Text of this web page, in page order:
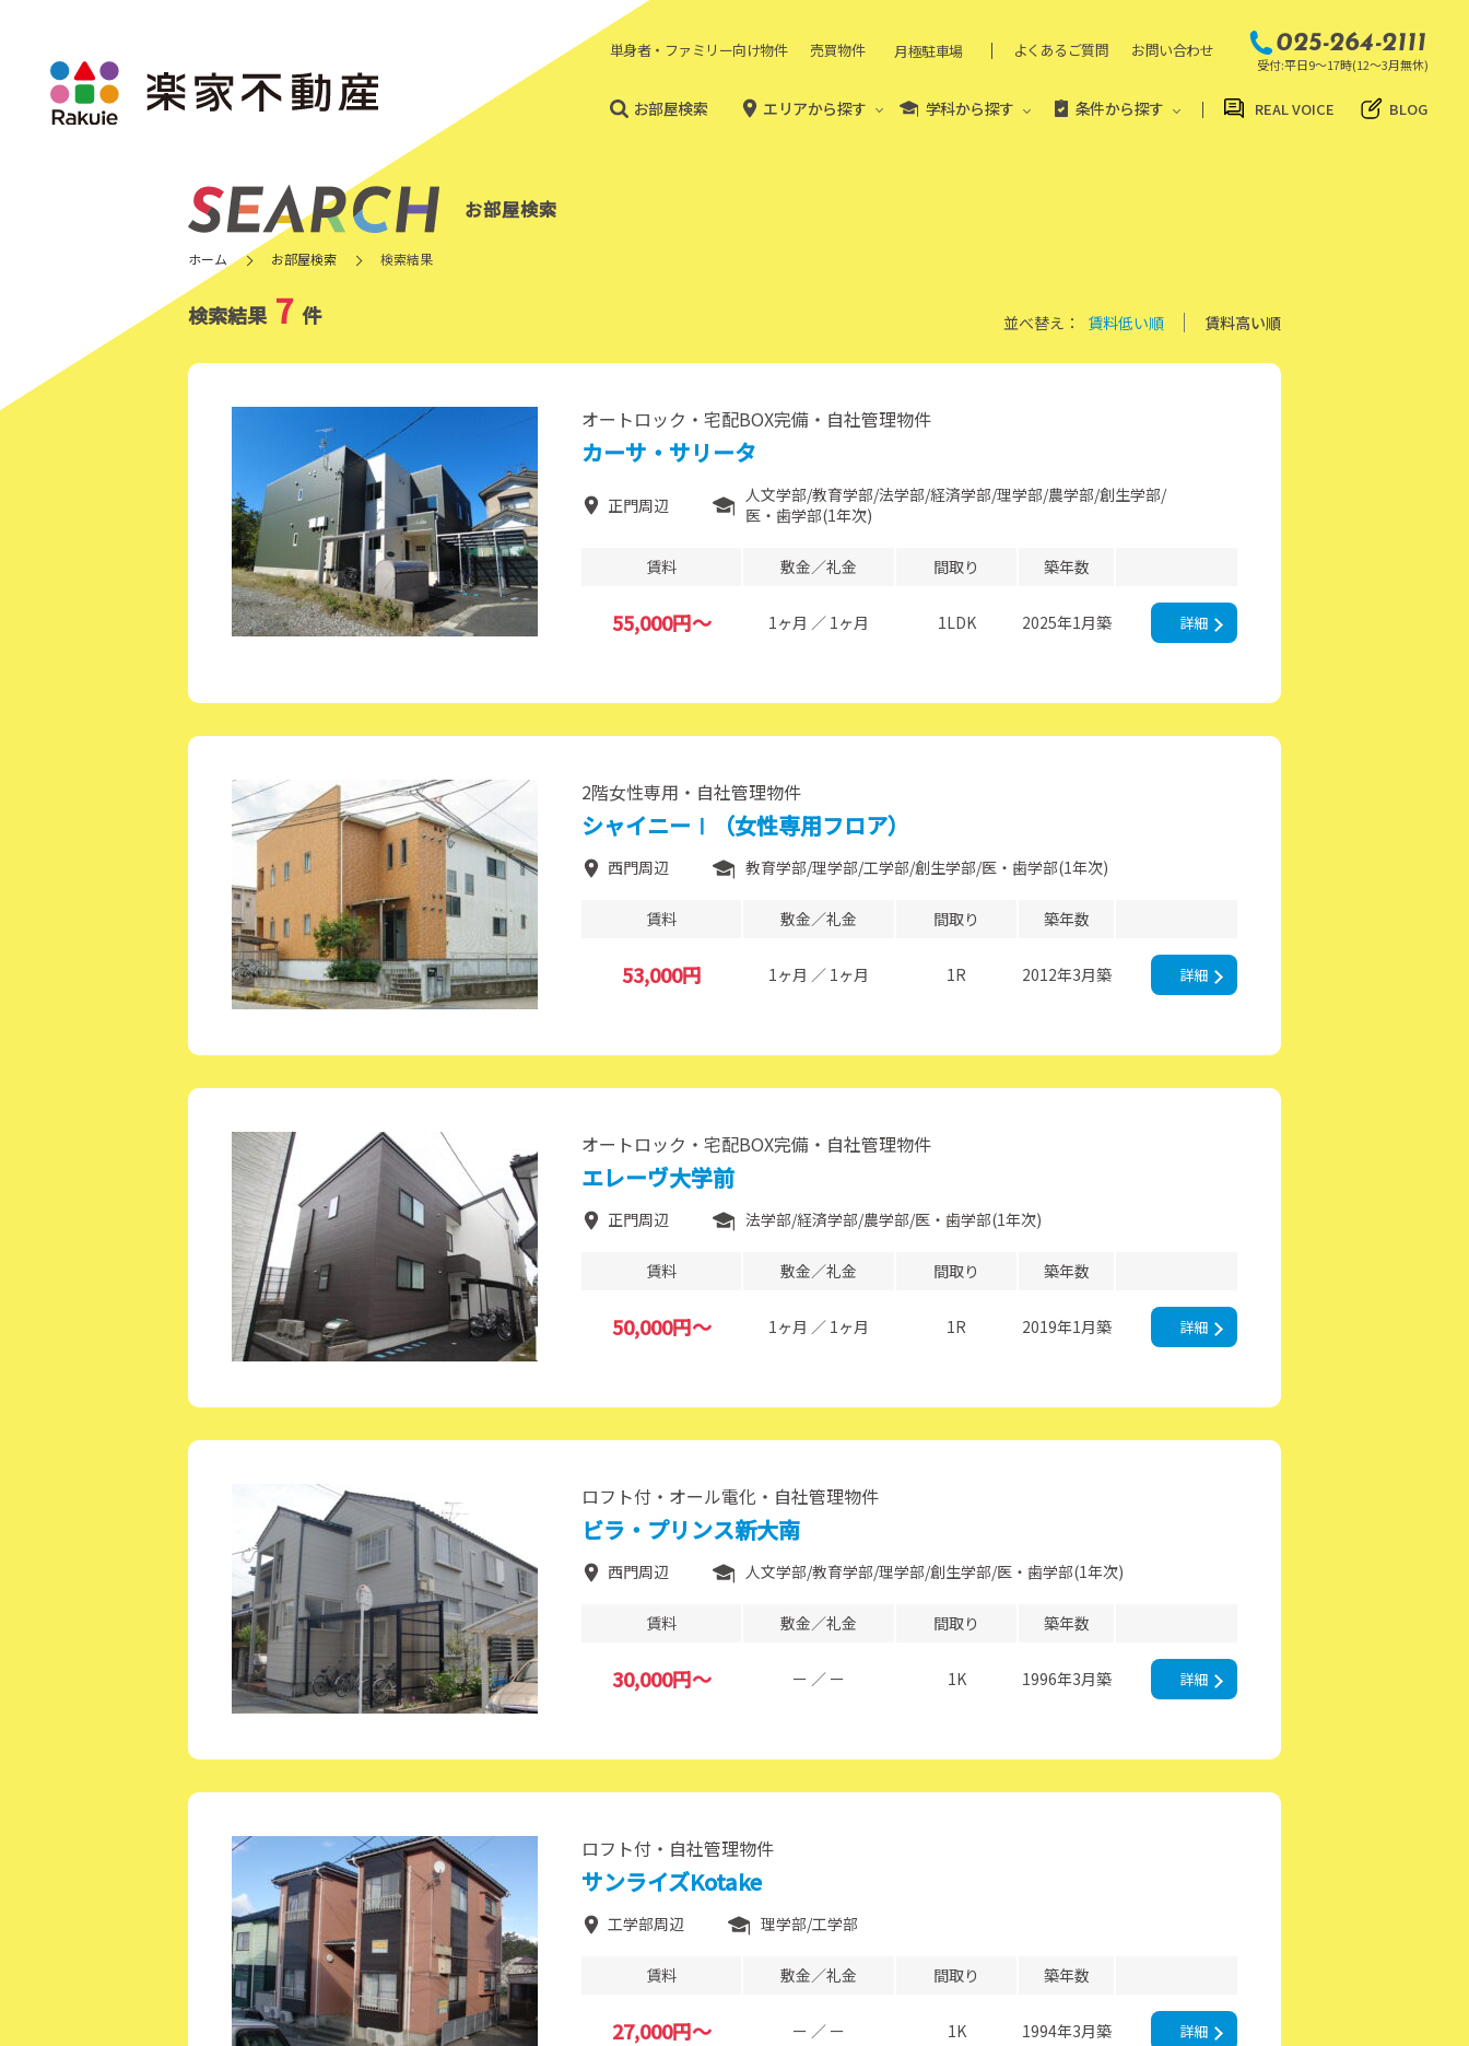
単身者・ファミリー向け物件 売買物件 月極駐車場 よくあるご質問 お問い合わせ 025-264-2111
受付:平日9～17時(12～3月無休)
お部屋検索 エリアから探す 学科から探す 条件から探す REAL VOICE BLOG
お部屋検索
ホーム お部屋検索 検索結果
検索結果 7 件 並べ替え： 賃料低い順 賃料高い順
オートロック・宅配BOX完備・自社管理物件
カーサ・サリータ
正門周辺 人文学部 教育学部 法学部 経済学部 理学部 農学部 創生学部
医・歯学部(1年次)
賃料 敷金／礼金 間取り 築年数
55,000円～ 1ヶ月 ／ 1ヶ月 1LDK 2025年1月築 詳細
2階女性専用・自社管理物件
シャイニーⅠ（女性専用フロア）
西門周辺 教育学部 理学部 工学部 創生学部 医・歯学部(1年次)
賃料 敷金／礼金 間取り 築年数
53,000円 1ヶ月 ／ 1ヶ月 1R 2012年3月築 詳細
オートロック・宅配BOX完備・自社管理物件
エレーヴ大学前
正門周辺 法学部 経済学部 農学部 医・歯学部(1年次)
賃料 敷金／礼金 間取り 築年数
50,000円～ 1ヶ月 ／ 1ヶ月 1R 2019年1月築 詳細
ロフト付・オール電化・自社管理物件
ビラ・プリンス新大南
西門周辺 人文学部 教育学部 理学部 創生学部 医・歯学部(1年次)
賃料 敷金／礼金 間取り 築年数
30,000円～ ー ／ ー 1K 1996年3月築 詳細
ロフト付・自社管理物件
サンライズKotake
工学部周辺 理学部 工学部
賃料 敷金／礼金 間取り 築年数
27,000円～ ー ／ ー 1K 1994年3月築 詳細